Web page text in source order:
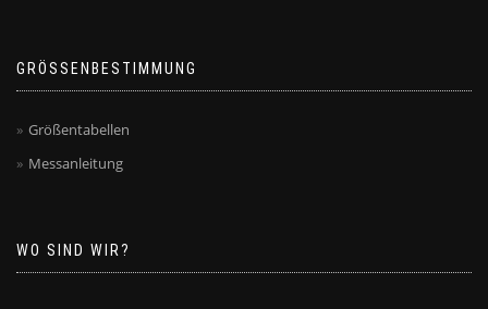
GRÖSSENBESTIMMUNG
Größentabellen
Messanleitung
WO SIND WIR?